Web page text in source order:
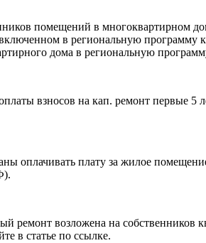
помещений в многоквартирном
в региональную программу
дома в региональную
взносов на кап. ремонт первые 5
оплачивать плату за жилое
ремонт возложена на собственников
в статье по ссылке.